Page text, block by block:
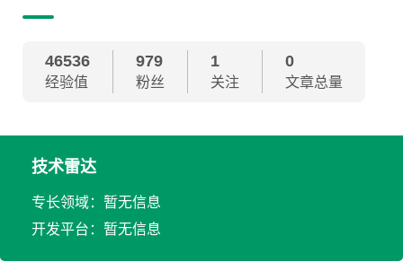
46536
经验值
979
粉丝
1
关注
0
文章总量
技术雷达
专长领域：暂无信息
开发平台：暂无信息